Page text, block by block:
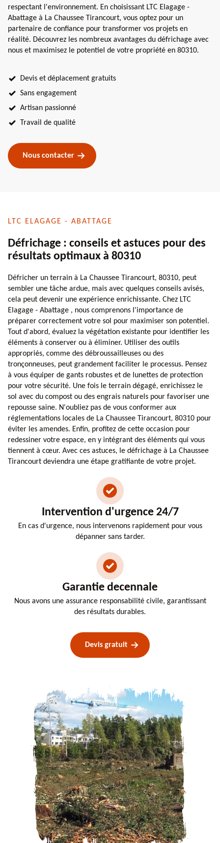
respectant l'environnement. En choisissant LTC Elagage -
Abattage à La Chaussee Tirancourt, vous optez pour un
partenaire de confiance pour transformer vos projets en
réalité. Découvrez les nombreux avantages du défrichage avec
nous et maximisez le potentiel de votre propriété en 80310.
Devis et déplacement gratuits
Sans engagement
Artisan passionné
Travail de qualité
Nous contacter
LTC ELAGAGE - ABATTAGE
Défrichage : conseils et astuces pour des
résultats optimaux à 80310
Défricher un terrain à La Chaussee Tirancourt, 80310, peut
sembler une tâche ardue, mais avec quelques conseils avisés,
cela peut devenir une expérience enrichissante. Chez LTC
Elagage - Abattage , nous comprenons l'importance de
préparer correctement votre sol pour maximiser son potentiel.
Tout d'abord, évaluez la végétation existante pour identifier les
éléments à conserver ou à éliminer. Utiliser des outils
appropriés, comme des débroussailleuses ou des
tronçonneuses, peut grandement faciliter le processus. Pensez
à vous équiper de gants robustes et de lunettes de protection
pour votre sécurité. Une fois le terrain dégagé, enrichissez le
sol avec du compost ou des engrais naturels pour favoriser une
repousse saine. N'oubliez pas de vous conformer aux
réglementations locales de La Chaussee Tirancourt, 80310 pour
éviter les amendes. Enfin, profitez de cette occasion pour
redessiner votre espace, en y intégrant des éléments qui vous
tiennent à cœur. Avec ces astuces, le défrichage à La Chaussee
Tirancourt deviendra une étape gratifiante de votre projet.
Intervention d'urgence 24/7
En cas d'urgence, nous intervenons rapidement pour vous
dépanner sans tarder.
Garantie decennale
Nous avons une assurance responsabilité civile, garantissant
des résultats durables.
Devis gratuit